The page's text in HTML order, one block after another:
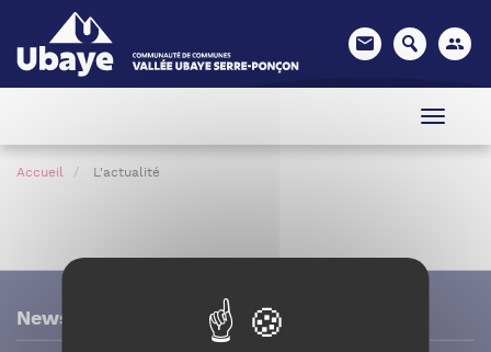
Accueil L'actualité
Newsletter
Panneau de gestion des cookies